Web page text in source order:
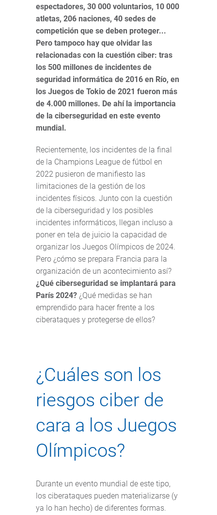
espectadores, 30 000 voluntarios, 10 000
atletas, 206 naciones, 40 sedes de
competición que se deben proteger...
Pero tampoco hay que olvidar las
relacionadas con la cuestión ciber: tras
los 500 millones de incidentes de
seguridad informática de 2016 en Río, en
los Juegos de Tokio de 2021 fueron más
de 4.000 millones. De ahí la importancia
de la ciberseguridad en este evento
mundial.
Recientemente, los incidentes de la final
de la Champions League de fútbol en
2022 pusieron de manifiesto las
limitaciones de la gestión de los
incidentes físicos. Junto con la cuestión
de la ciberseguridad y los posibles
incidentes informáticos, llegan incluso a
poner en tela de juicio la capacidad de
organizar los Juegos Olímpicos de 2024.
Pero ¿cómo se prepara Francia para la
organización de un acontecimiento así?
¿Qué ciberseguridad se implantará para
París 2024? ¿Qué medidas se han
emprendido para hacer frente a los
ciberataques y protegerse de ellos?
¿Cuáles son los
riesgos ciber de
cara a los Juegos
Olímpicos?
Durante un evento mundial de este tipo,
los ciberataques pueden materializarse (y
ya lo han hecho) de diferentes formas.